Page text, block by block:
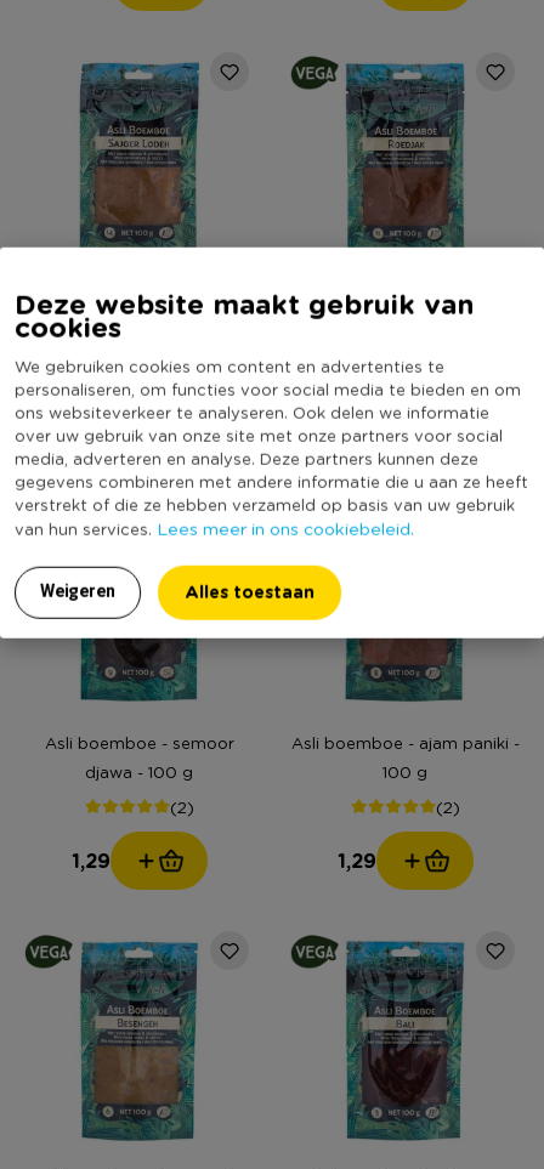
Deze website maakt gebruik van
cookies
We gebruiken cookies om content en advertenties te
personaliseren, om functies voor social media te bieden en om
ons websiteverkeer te analyseren. Ook delen we informatie
over uw gebruik van onze site met onze partners voor social
media, adverteren en analyse. Deze partners kunnen deze
gegevens combineren met andere informatie die u aan ze heeft
verstrekt of die ze hebben verzameld op basis van uw gebruik
van hun services. Lees meer in ons cookiebeleid.
Weigeren Alles toestaan
Asli boemboe - sajoer lodeh
- 100 g
(1)
1,29
Asli boemboe - roedjak -
1,29
Asli boemboe - semoor
djawa - 100 g
(2)
1,29
Asli boemboe - ajam paniki -
100 g
(2)
1,29